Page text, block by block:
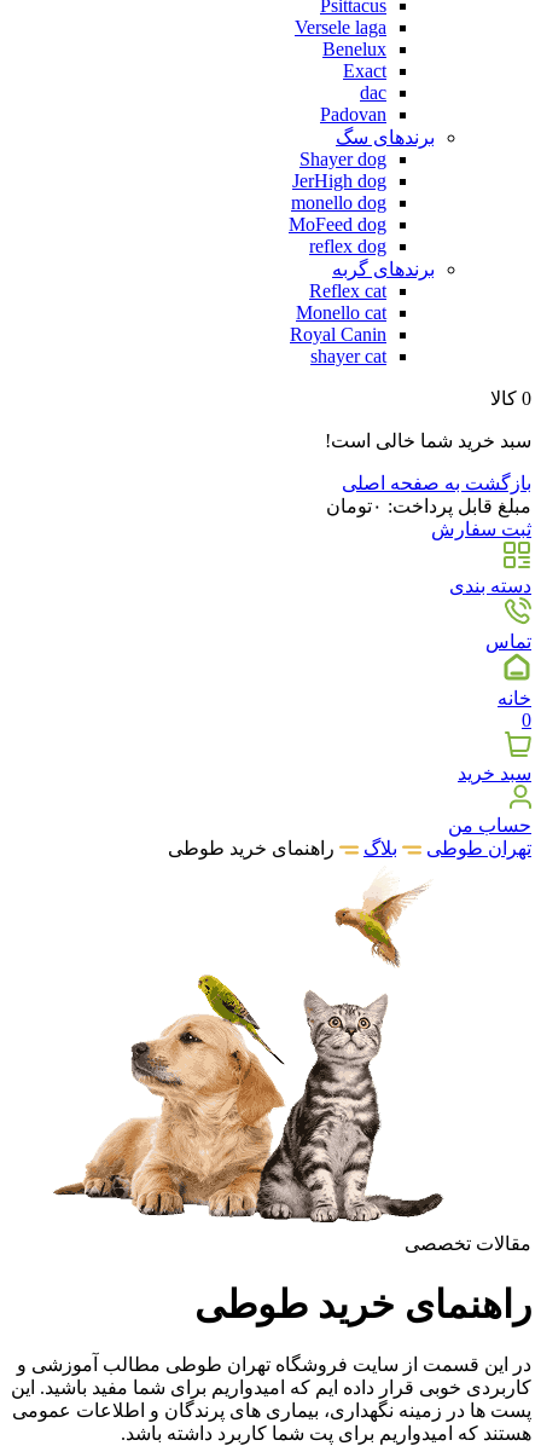
Psittacus
Versele laga
Benelux
Exact
dac
Padovan
برندهای سگ
Shayer dog
JerHigh dog
monello dog
MoFeed dog
reflex dog
برندهای گربه
Reflex cat
Monello cat
Royal Canin
shayer cat
0 کالا
سبد خرید شما خالی است!
بازگشت به صفحه اصلی
مبلغ قابل پرداخت: ۰تومان
ثبت سفارش
دسته بندی
تماس
خانه
0
سبد خرید
حساب من
تهران طوطی
بلاگ راهنمای خرید طوطی
مقالات تخصصی
راهنمای خرید طوطی
در این قسمت از سایت فروشگاه تهران طوطی مطالب آموزشی و
کاربردی خوبی قرار داده ایم که امیدواریم برای شما مفید باشید. این
پست ها در زمینه نگهداری، بیماری های پرندگان و اطلاعات عمومی
هستند که امیدواریم برای پت شما کاربرد داشته باشد.